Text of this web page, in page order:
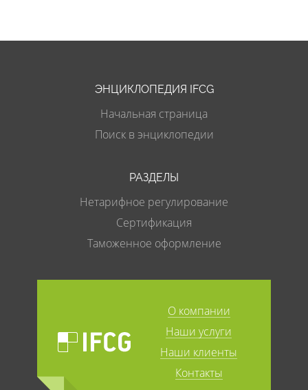
ЭНЦИКЛОПЕДИЯ IFCG
Начальная страница
Поиск в энциклопедии
РАЗДЕЛЫ
Нетарифное регулирование
Сертификация
Таможенное оформление
О компании
Наши услуги
Наши клиенты
Контакты